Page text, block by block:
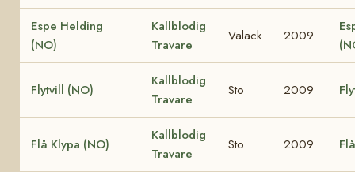
Espe Helding
(NO)
Kallblodig
Travare
Valack 2009
Flytvill (NO)
Kallblodig
Travare
Sto 2009
Flå Klypa (NO)
Kallblodig
Travare
Sto 2009